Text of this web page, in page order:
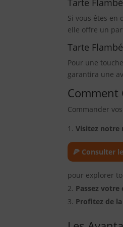
Tarte
Si vous êtes en
elle offre un
Tarte
Pour une
garantira une
Comment
Commander vos
Visitez notre
🍕 Consulter
pour explorer
Passez
Profitez de